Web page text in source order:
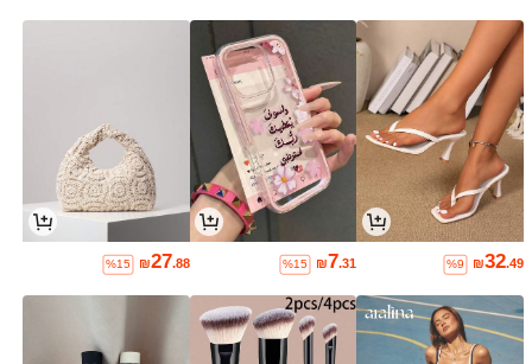
₪32.49
%9
₪7.31
%15
₪27.88
%15